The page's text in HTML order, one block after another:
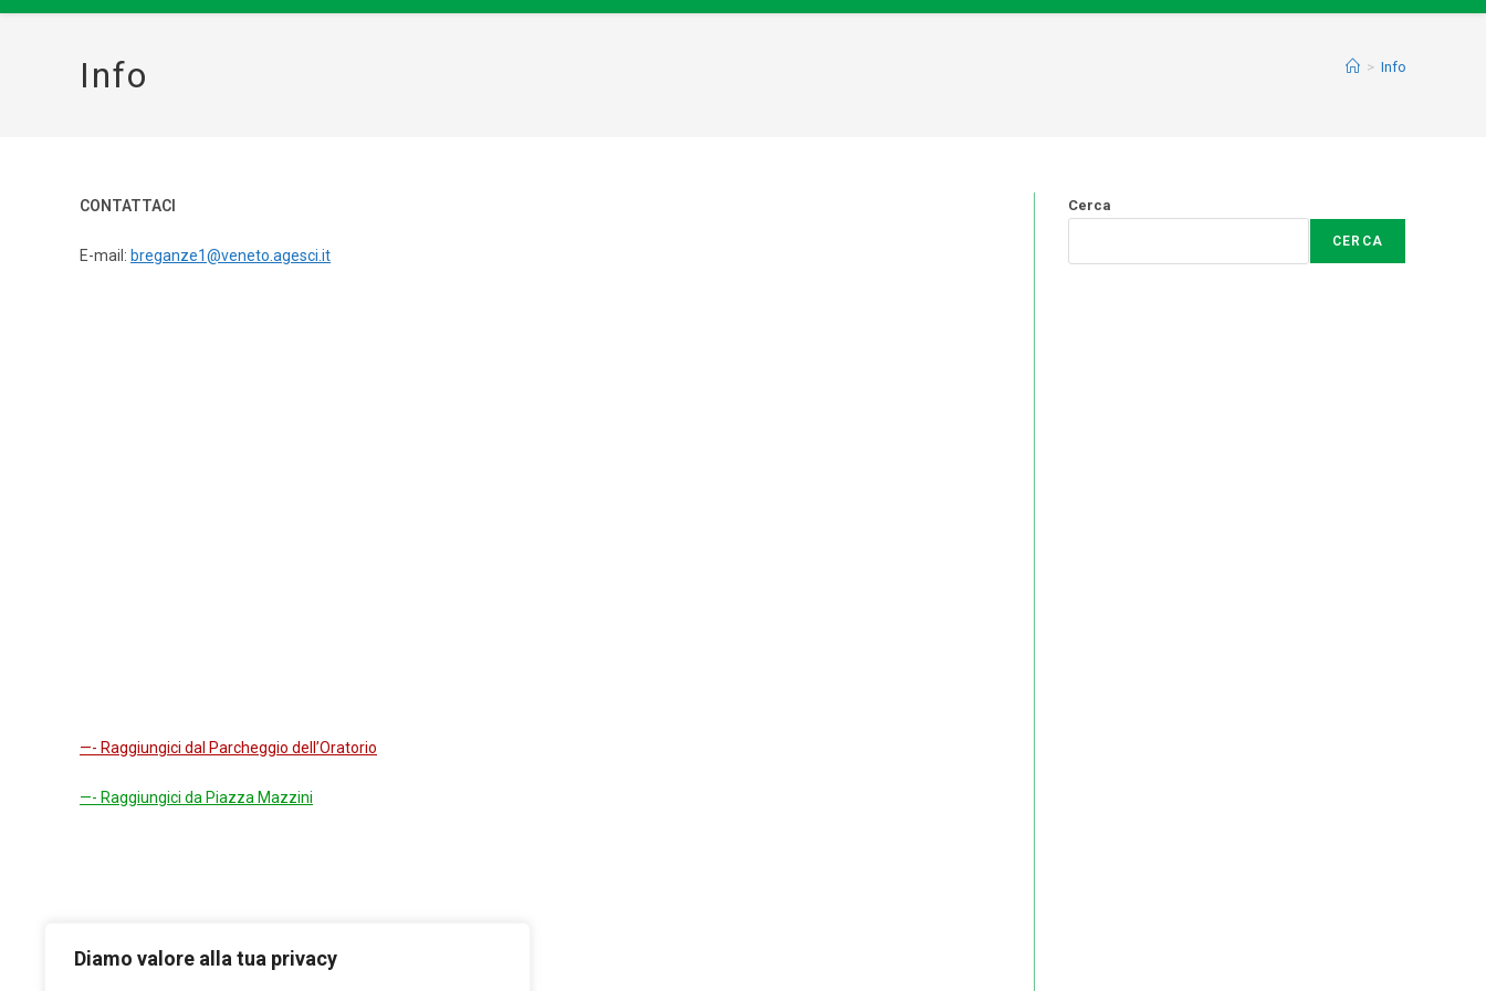
Diamo valore alla tua privacy
Info > Info
CONTATTACI
E-mail: breganze1@veneto.agesci.it
—- Raggiungici dal Parcheggio dell’Oratorio
—- Raggiungici da Piazza Mazzini
Seguici sui nostri Social!
Cerca
CERCA